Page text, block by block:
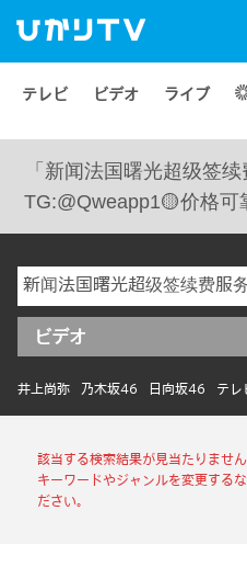
テレビ ビデオ ライブ
「新闻法国曙光超级签
TG:@Qweapp1🟡价格可
ビデオ
井上尚弥 乃木坂46 日向坂46 テレ
該当する検索結果が見当たりません
キーワードやジャンルを変更する
ださい。